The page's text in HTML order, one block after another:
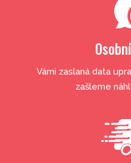
Vámi zaslaná data
zašleme